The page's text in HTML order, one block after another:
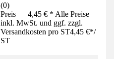
(0)
Preis — 4,45 € * Alle Preise
inkl. MwSt. und ggf. zzgl.
Versandkosten pro ST4,45 €*/
ST